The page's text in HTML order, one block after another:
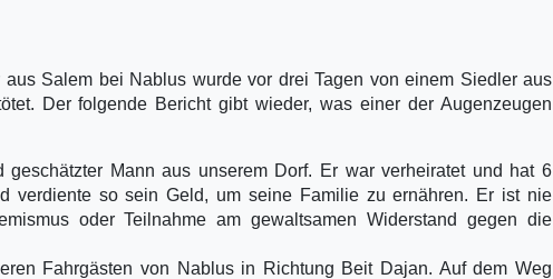
Salem bei Nablus wurde vor drei Tagen von einem Siedler aus
Der folgende Bericht gibt wieder, was einer der Augenzeugen
Mann aus unserem Dorf. Er war verheiratet und hat 6
verdiente so sein Geld, um seine Familie zu ernähren. Er ist nie
oder Teilnahme am gewaltsamen Widerstand gegen die
Fahrgästen von Nablus in Richtung Beit Dajan. Auf dem Weg